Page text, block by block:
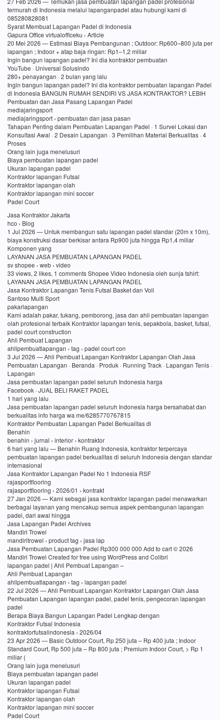
termurah di Indonesia melalui lapanganpadel atau hubungi kami di
085280828081
Syarat Membuat Lapangan Padel di Indonesia
Gapura Office virtualofficeku › Article
20 Mei 2026 — Estimasi Biaya Pembangunan ; Outdoor: Rp600–800 juta per
lapangan ; Indoor + atap baja ringan: Rp1–1,2 miliar
Ingin bangun lapangan padel? Ini dia kontraktor pembuatan
YouTube · Universal Solusindo
280+ penayangan · 2 bulan yang lalu
Ingin bangun lapangan padel? Ini dia kontraktor pembuatan lapangan Padel
di Indonesia BANGUN RUMAH SENDIRI VS JASA KONTRAKTOR? LEBIH
Pembuatan dan Jasa Pasang Lapangan Padel
mediajaringsport
mediajaringsport › pembuatan dan jasa pasan
Tahapan Penting dalam Pembuatan Lapangan Padel · 1 Survei Lokasi dan
Konsultasi Awal · 2 Desain Lapangan · 3 Pemilihan Material Berkualitas · 4
Proses
Orang lain juga menelusuri
Biaya pembuatan lapangan padel
Ukuran lapangan padel
Kontraktor lapangan Futsal
Kontraktor lapangan olah
Kontraktor lapangan mini soccer
Padel Court
Jasa Kontraktor Jakarta
hco › Blog
1 Jul 2026 — Untuk membangun satu lapangan padel standar (20m x 10m),
biaya konstruksi dasar berkisar antara Rp900 juta hingga Rp1,4 miliar
Komponen yang
LAYANAN JASA PEMBUATAN LAPANGAN PADEL
sv shopee › web › video
33 views, 2 likes, 1 comments Shopee Video Indonesia oleh sunja tshirt:
LAYANAN JASA PEMBUATAN LAPANGAN PADEL
Jasa Kontraktor Lapangan Tenis Futsal Basket dan Voli
Santoso Multi Sport
pakarlapangan
Kami adalah pakar, tukang, pemborong, jasa dan ahli pembuatan lapangan
olah profesional terbaik Kontraktor lapangan tenis, sepakbola, basket, futsal,
padel court construction
Ahli Pembuat Lapangan
ahlipembuatlapangan › tag › padel court con
3 Jul 2026 — Ahli Pembuat Lapangan Kontraktor Lapangan Olah Jasa
Pembuatan Lapangan · Beranda · Produk · Running Track · Lapangan Tenis ·
Lapangan
Jasa pembuatan lapangan padel seluruh Indonesia harga
Facebook · JUAL BELI RAKET PADEL
1 hari yang lalu
Jasa pembuatan lapangan padel seluruh Indonesia harga bersahabat dan
berkualitas info harga wa me/6285770767815
Kontraktor Pembuatan Lapangan Padel Berkualitas di
Benahin
benahin › jurnal › interior › kontraktor
6 hari yang lalu — Benahin Ruang Indonesia, kontraktor terpercaya
pembuatan lapangan padel berkualitas di seluruh Indonesia dengan standar
internasional
Jasa Kontraktor Lapangan Padel No 1 Indonesia RSF
rajasportflooring
rajasportflooring › 2026/01 › kontrakt
27 Jan 2026 — Kami sebagai jasa kontraktor lapangan padel menawarkan
berbagai layanan yang mencakup semua aspek pembangunan lapangan
padel, dari awal hingga
Jasa Lapangan Padel Archives
Mandiri Trowel
mandiritrowel › product tag › jasa lap
Jasa Pembuatan Lapangan Padel Rp300 000 000 Add to cart © 2026
Mandiri Trowel Created for free using WordPress and Colibri
lapangan padel | Ahli Pembuat Lapangan –
Ahli Pembuat Lapangan
ahlipembuatlapangan › tag › lapangan padel
22 Jul 2026 — Ahli Pembuat Lapangan Kontraktor Lapangan Olah Jasa
Pembuatan Lapangan lapangan padel, padel tenis, pengecoran lapangan
padel
Berapa Biaya Bangun Lapangan Padel Lengkap dengan
Kontraktor Futsal Indonesia
kontraktorfutsalindonesia › 2026/04
23 Apr 2026 — Basic Outdoor Court, Rp 250 juta – Rp 400 juta ; Indoor
Standard Court, Rp 500 juta – Rp 800 juta ; Premium Indoor Court, > Rp 1
miliar (
Orang lain juga menelusuri
Biaya pembuatan lapangan padel
Ukuran lapangan padel
Kontraktor lapangan Futsal
Kontraktor lapangan olah
Kontraktor lapangan mini soccer
Padel Court